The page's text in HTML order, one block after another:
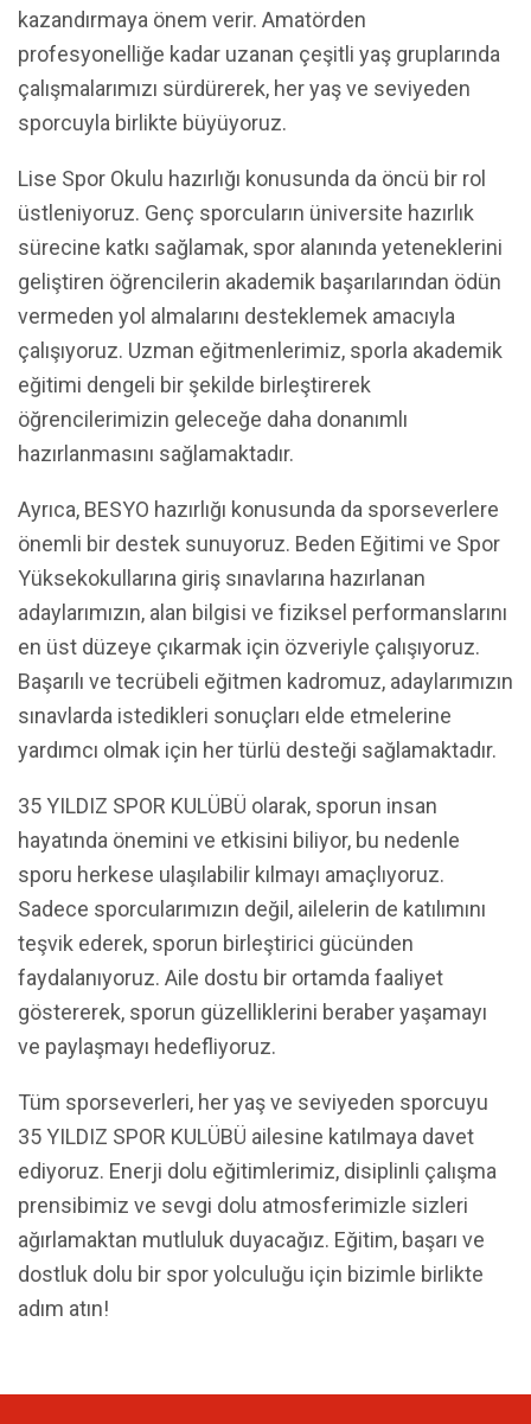
kazandırmaya önem verir. Amatörden
profesyonelliğe kadar uzanan çeşitli yaş gruplarında
çalışmalarımızı sürdürerek, her yaş ve seviyeden
sporcuyla birlikte büyüyoruz.
Lise Spor Okulu hazırlığı konusunda da öncü bir rol
üstleniyoruz. Genç sporcuların üniversite hazırlık
sürecine katkı sağlamak, spor alanında yeteneklerini
geliştiren öğrencilerin akademik başarılarından ödün
vermeden yol almalarını desteklemek amacıyla
çalışıyoruz. Uzman eğitmenlerimiz, sporla akademik
eğitimi dengeli bir şekilde birleştirerek
öğrencilerimizin geleceğe daha donanımlı
hazırlanmasını sağlamaktadır.
Ayrıca, BESYO hazırlığı konusunda da sporseverlere
önemli bir destek sunuyoruz. Beden Eğitimi ve Spor
Yüksekokullarına giriş sınavlarına hazırlanan
adaylarımızın, alan bilgisi ve fiziksel performanslarını
en üst düzeye çıkarmak için özveriyle çalışıyoruz.
Başarılı ve tecrübeli eğitmen kadromuz, adaylarımızın
sınavlarda istedikleri sonuçları elde etmelerine
yardımcı olmak için her türlü desteği sağlamaktadır.
35 YILDIZ SPOR KULÜBÜ olarak, sporun insan
hayatında önemini ve etkisini biliyor, bu nedenle
sporu herkese ulaşılabilir kılmayı amaçlıyoruz.
Sadece sporcularımızın değil, ailelerin de katılımını
teşvik ederek, sporun birleştirici gücünden
faydalanıyoruz. Aile dostu bir ortamda faaliyet
göstererek, sporun güzelliklerini beraber yaşamayı
ve paylaşmayı hedefliyoruz.
Tüm sporseverleri, her yaş ve seviyeden sporcuyu
35 YILDIZ SPOR KULÜBÜ ailesine katılmaya davet
ediyoruz. Enerji dolu eğitimlerimiz, disiplinli çalışma
prensibimiz ve sevgi dolu atmosferimizle sizleri
ağırlamaktan mutluluk duyacağız. Eğitim, başarı ve
dostluk dolu bir spor yolculuğu için bizimle birlikte
adım atın!